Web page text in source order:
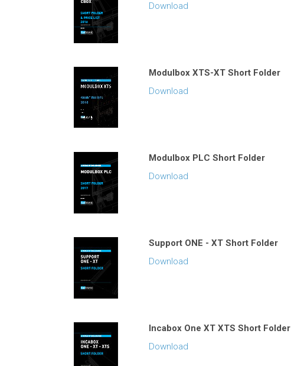
Download
Modulbox XTS-XT Short Folder
Download
Modulbox PLC Short Folder
Download
Support ONE - XT Short Folder
Download
Incabox One XT XTS Short Folder
Download